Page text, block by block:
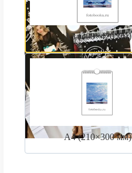
А3 (300×420 мм)
А4 (210×300 мм)